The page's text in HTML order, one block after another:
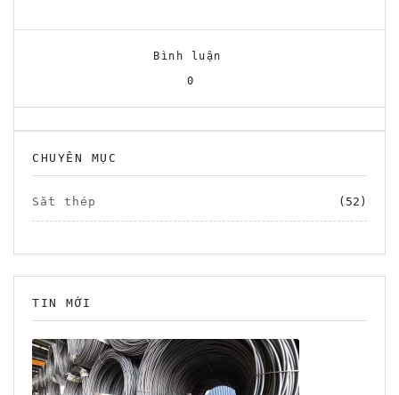
Bình luận
0
CHUYÊN MỤC
Sắt thép (52)
TIN MỚI